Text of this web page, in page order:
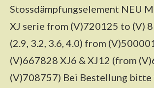
Stossdämpfungselement NEU
XJ serie from (V)720125 to (V)
(2.9, 3.2, 3.6, 4.0) from
(V)667828 XJ6 & XJ12 (from
(V)708757) Bei Bestellung bitte